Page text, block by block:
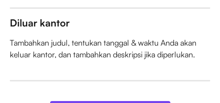
Diluar kantor
Tambahkan judul, tentukan tanggal & waktu Anda akan
keluar kantor, dan tambahkan deskripsi jika diperlukan.